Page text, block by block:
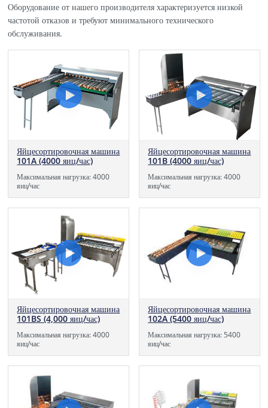
Оборудование от нашего производителя характеризуется низкой
частотой отказов и требуют минимального технического
обслуживания.
Яйцесортировочная машина
101A (4000 яиц/час)
Максимальная нагрузка: 4000
яиц/час
Яйцесортировочная машина
101B (4000 яиц/час)
Максимальная нагрузка: 4000
яиц/час
Яйцесортировочная машина
101BS (4,000 яиц/час)
Максимальная нагрузка: 4000
яиц/час
Яйцесортировочная машина
102A (5400 яиц/час)
Максимальная нагрузка: 5400
яиц/час